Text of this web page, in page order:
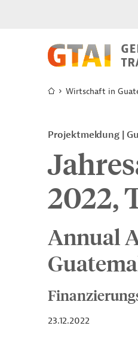
Wirtschaft in
Projektmeldung
2022,
Annual
23.12.2022